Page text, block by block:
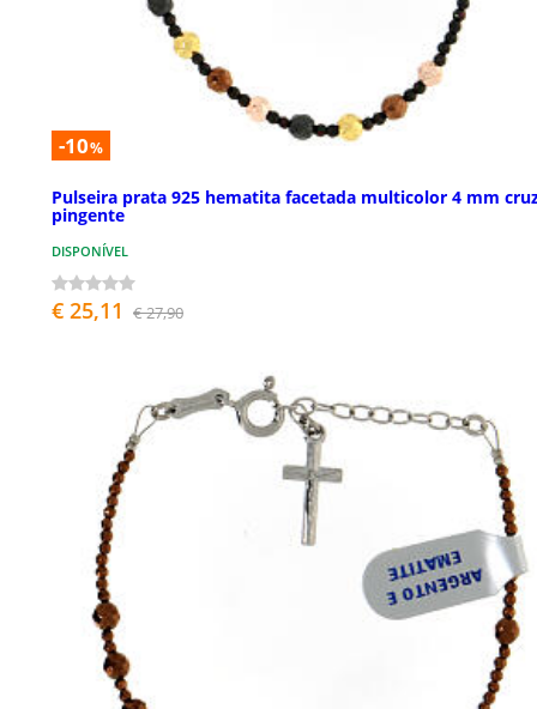
-10%
Pulseira prata 925 hematita facetada multicolor 4 mm
pingente
DISPONÍVEL
€ 25,11 € 27,90